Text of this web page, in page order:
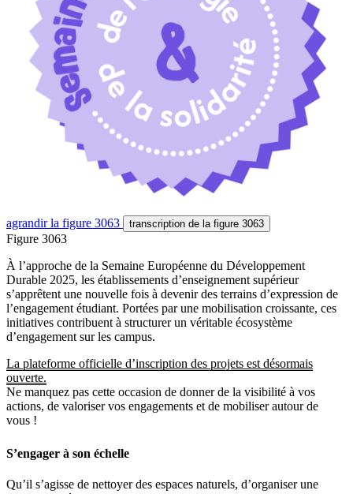
agrandirla figure 3063 transcription de la figure 3063
Figure 3063
À l’approche de la Semaine Européenne du Développement
Durable 2025, les établissements d’enseignement supérieur
s’apprêtent une nouvelle fois à devenir des terrains d’expression de
l’engagement étudiant. Portées par une mobilisation croissante, ces
initiatives contribuent à structurer un véritable écosystème
d’engagement sur les campus.
La plateforme officielle d’inscription des projets est désormais
ouverte.
Ne manquez pas cette occasion de donner de la visibilité à vos
actions, de valoriser vos engagements et de mobiliser autour de
vous !
S’engager à son échelle
Qu’il s’agisse de nettoyer des espaces naturels, d’organiser une